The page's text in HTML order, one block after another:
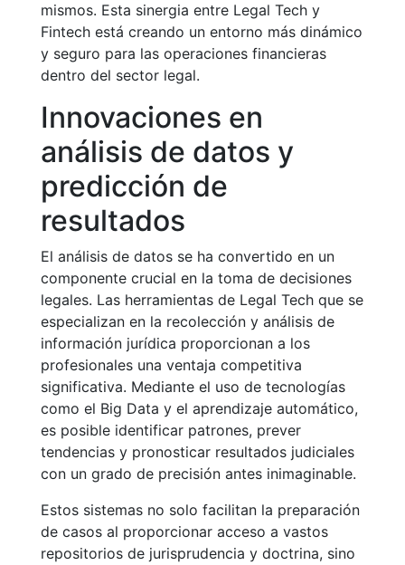
mismos. Esta sinergia entre Legal Tech y
Fintech está creando un entorno más dinámico
y seguro para las operaciones financieras
dentro del sector legal.
Innovaciones en
análisis de datos y
predicción de
resultados
El análisis de datos se ha convertido en un
componente crucial en la toma de decisiones
legales. Las herramientas de Legal Tech que se
especializan en la recolección y análisis de
información jurídica proporcionan a los
profesionales una ventaja competitiva
significativa. Mediante el uso de tecnologías
como el Big Data y el aprendizaje automático,
es posible identificar patrones, prever
tendencias y pronosticar resultados judiciales
con un grado de precisión antes inimaginable.
Estos sistemas no solo facilitan la preparación
de casos al proporcionar acceso a vastos
repositorios de jurisprudencia y doctrina, sino